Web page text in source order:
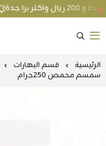
الرئيسية قسم البهارات
سمسم محمص 250جرام